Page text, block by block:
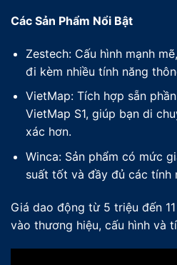
Các Sản Phẩm Nổi Bật
Zestech: Cấu hình mạnh
đi kèm nhiều tính năng
VietMap: Tích hợp sẵn
VietMap S1, giúp bạn di
xác hơn.
Winca: Sản phẩm có mức
suất tốt và đầy đủ các tính
Giá dao động từ 5 triệu đến
vào thương hiệu, cấu hình và